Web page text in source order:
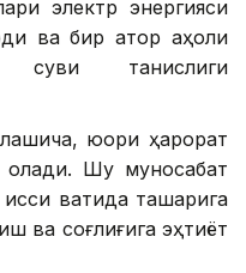
электр энергияси
ва бир қатор аҳоли
суви танқислиги
юқори ҳарорат
қолади. Шу муносабат
вақтида ташқарига
ва соғлиғига эҳтиёт